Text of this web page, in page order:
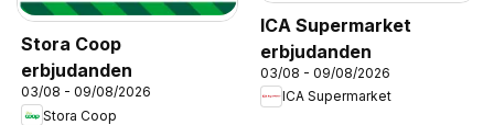
Stora Coop
erbjudanden
03/08 - 09/08/2026
Stora Coop
ICA Supermarket
erbjudanden
03/08 - 09/08/2026
ICA Supermarket